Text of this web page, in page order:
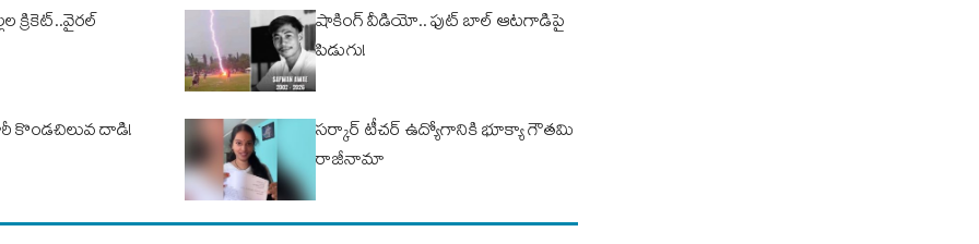
క్రికెట్..వైరల్
షాకింగ్ వీడియో.. ఫుట్ బాల్ ఆటగాడిపై
పిడుగు!
కొండచిలువ దాడి!
సర్కార్ టీచర్ ఉద్యోగానికి భూక్యా గౌతమి
రాజీనామా